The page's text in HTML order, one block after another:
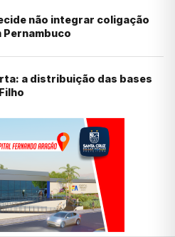
não integrar coligação
Pernambuco
a distribuição das bases